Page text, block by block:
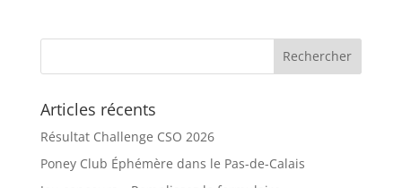
Articles récents
Résultat Challenge CSO 2026
Poney Club Éphémère dans le Pas-de-Calais